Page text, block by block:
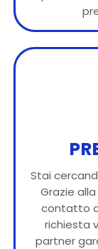
Stai
Grazie
contatto
richiesta
partner